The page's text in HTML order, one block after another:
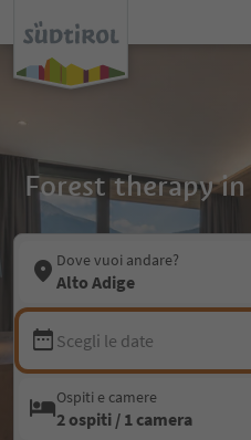
Forest therapy
Dove vuoi andare?
Alto Adige
Scegli le date
Ospiti e camere
2 ospiti / 1 camera